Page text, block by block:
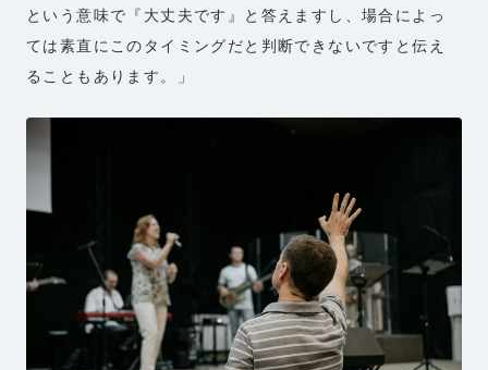
という意味で『大丈夫です』と答えますし、場合によっ
ては素直にこのタイミングだと判断できないですと伝え
ることもあります。」